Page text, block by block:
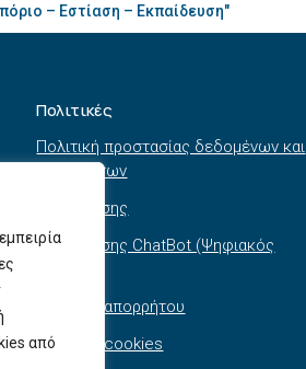
από
– Εστίαση – Εκπαίδευση"
Πολιτικές
Πολιτική προστασίας δεδομένων και
συστημάτων
Όροι χρήσης
Όροι χρήσης ChatBot (Ψηφιακός
Πολιτική απορρήτου
Πολιτική cookies